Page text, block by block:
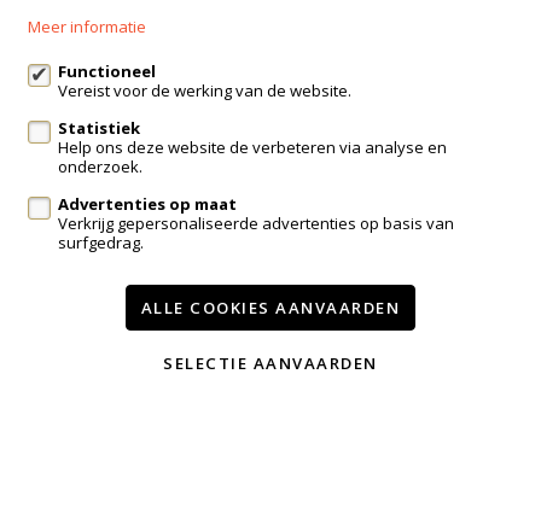
info@immo-bosmans.be
Te koop Te huur
Contact
Wijzig cookie voorkeuren
voorwaarden privacy powered by Whise
Meer informatie
Functioneel
Vereist voor de werking van de website.
Statistiek
Help ons deze website de verbeteren via analyse en
onderzoek.
Advertenties op maat
Verkrijg gepersonaliseerde advertenties op basis van
surfgedrag.
ALLE COOKIES AANVAARDEN
SELECTIE AANVAARDEN